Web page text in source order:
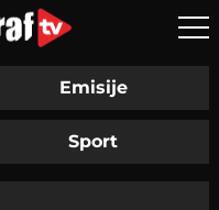
Emisije
Sport